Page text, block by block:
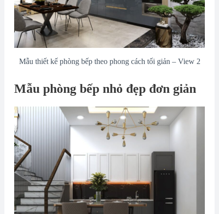
Mẫu thiết kế phòng bếp theo phong cách tối giản – View 2
Mẫu phòng bếp nhỏ đẹp đơn giản